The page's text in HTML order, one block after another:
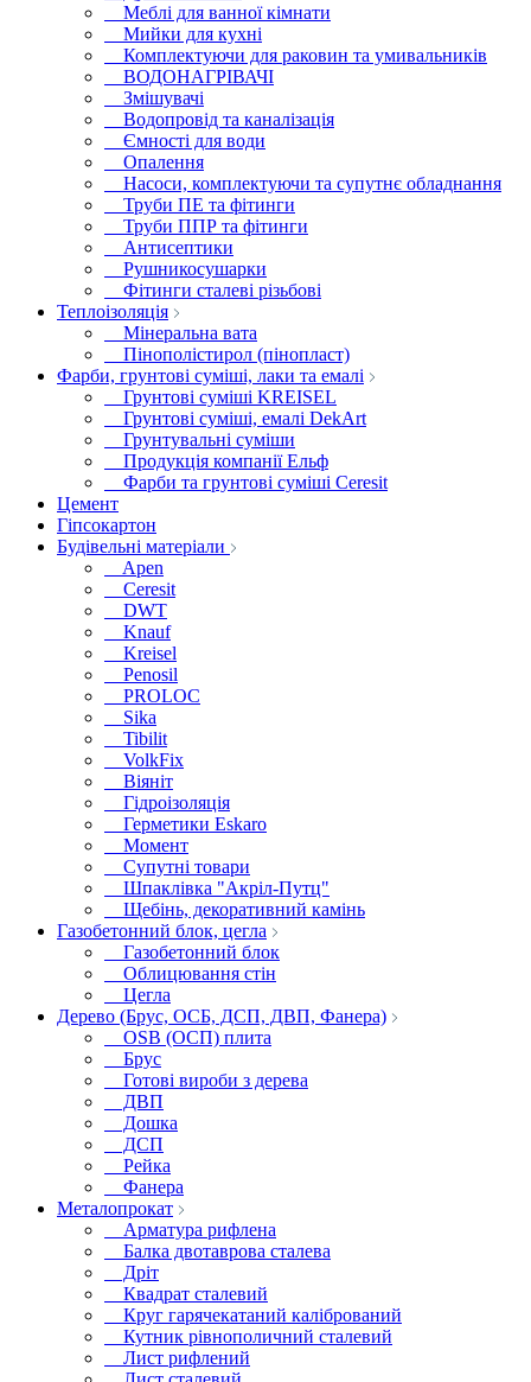
Меблі для ванної кімнати
Мийки для кухні
Комплектуючи для раковин та умивальників
ВОДОНАГРІВАЧІ
Змішувачі
Водопровід та каналізація
Ємності для води
Опалення
Насоси, комплектуючи та супутнє обладнання
Труби ПЕ та фітинги
Труби ППР та фітинги
Антисептики
Рушникосушарки
Фітинги сталеві різьбові
Теплоізоляція
Мінеральна вата
Пінополістирол (пінопласт)
Фарби, грунтові суміші, лаки та емалі
Грунтові суміші KREISEL
Грунтові суміші, емалі DekArt
Грунтувальні суміши
Продукція компанії Ельф
Фарби та грунтові суміші Ceresit
Цемент
Гіпсокартон
Будівельні матеріали
Apen
Ceresit
DWT
Knauf
Kreisel
Penosil
PROLOC
Sika
Tibilit
VolkFix
Віяніт
Гідроізоляція
Герметики Eskaro
Момент
Супутні товари
Шпаклівка "Акріл-Путц"
Щебінь, декоративний камінь
Газобетонний блок, цегла
Газобетонний блок
Облицювання стін
Цегла
Дерево (Брус, ОСБ, ДСП, ДВП, Фанера)
OSB (ОСП) плита
Брус
Готові вироби з дерева
ДВП
Дошка
ДСП
Рейка
Фанера
Металопрокат
Арматура рифлена
Балка двотаврова сталева
Дріт
Квадрат сталевий
Круг гарячекатаний калібрований
Кутник рівнополичний сталевий
Лист рифлений